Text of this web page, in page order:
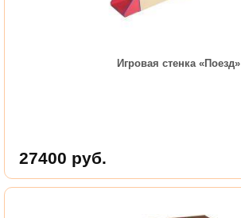
Игровая стенка «Поезд»
27400 руб.